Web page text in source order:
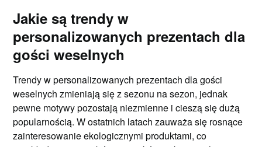
Jakie są trendy w
personalizowanych prezentach dla
gości weselnych
Trendy w personalizowanych prezentach dla gości
weselnych zmieniają się z sezonu na sezon, jednak
pewne motywy pozostają niezmienne i cieszą się dużą
popularnością. W ostatnich latach zauważa się rosnące
zainteresowanie ekologicznymi produktami, co